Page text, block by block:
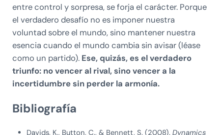
entre control y sorpresa, se forja el carácter. Porque
el verdadero desafío no es imponer nuestra
voluntad sobre el mundo, sino mantener nuestra
esencia cuando el mundo cambia sin avisar (léase
como un partido). Ese, quizás, es el verdadero
triunfo: no vencer al rival, sino vencer a la
incertidumbre sin perder la armonía.
Bibliografía
Davids, K., Button, C., & Bennett, S. (2008).Dynamics